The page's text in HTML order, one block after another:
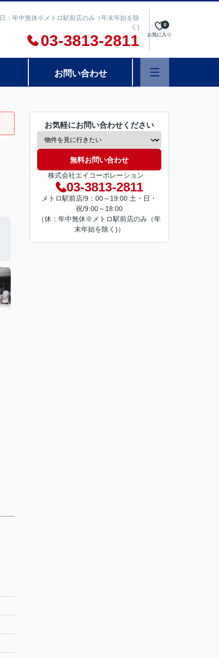
：年中無休※メトロ駅前店のみ（年末年始を除
く)
03-3813-2811 お気に入り
0
お問い合わせ
お気軽にお問い合わせください
無料お問い合わせ
株式会社エイコーポレーション
03-3813-2811
メトロ駅前店/9：00～19:00 土・日・
祝/9:00～18:00
（休：年中無休※メトロ駅前店のみ（年
末年始を除く)）